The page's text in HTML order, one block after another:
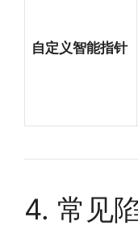
自定义智能指针
4. 常见